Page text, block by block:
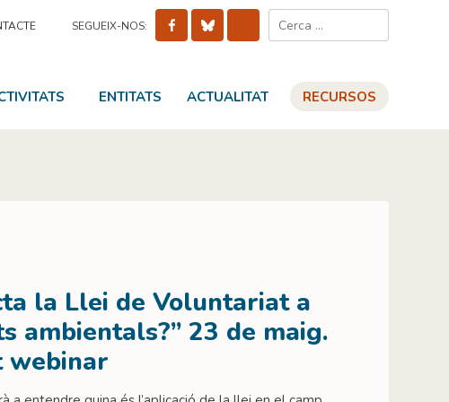
SEGUEIX-NOS:
ENTITATS ACTUALITAT RECURSOS
la Llei de Voluntariat a
ambientals?” 23 de maig.
webinar